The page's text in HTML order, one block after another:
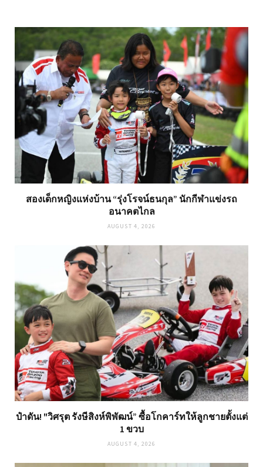
สองเด็กหญิงแห่งบ้าน “รุ่งโรจน์ธนกุล” นักกีฬาแข่งรถ
อนาคตไกล
AUGUST 4, 2026
ป๋าดัน! "วิศรุต รังษีสิงห์พิพัฒน์” ซื้อโกคาร์ทให้ลูกชายตั้งแต่
1 ขวบ
AUGUST 4, 2026